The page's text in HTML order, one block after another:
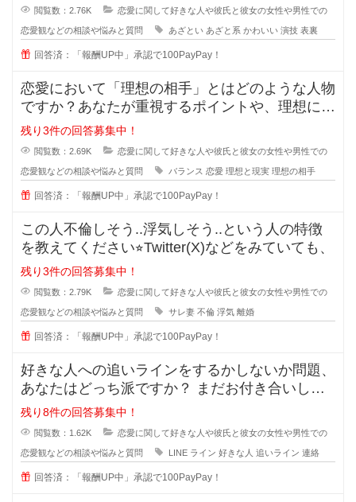
閲覧数：2.76K 恋愛に関して好きな人や彼氏と彼女の女性や男性での
恋愛観などの相談や悩みと質問 あざとい あざと系 かわいい 演技 表裏
回答済：「報酬UP中」承認で100PayPay！
恋愛において「理想の相手」とはどのような人物
ですか？あなたが重視するポイントや、理想に近
づくためのアドバイスがあれば教え
残り3件の回答募集中！
閲覧数：2.69K 恋愛に関して好きな人や彼氏と彼女の女性や男性での
恋愛観などの相談や悩みと質問 バランス 恋愛 理想と現実 理想の相手
回答済：「報酬UP中」承認で100PayPay！
この人不倫しそう..浮気しそう..という人の特徴
を教えてください⭐︎Twitter(X)などをみていても、
残り3件の回答募集中！
閲覧数：2.79K 恋愛に関して好きな人や彼氏と彼女の女性や男性での
恋愛観などの相談や悩みと質問 サレ妻 不倫 浮気 離婚
回答済：「報酬UP中」承認で100PayPay！
好きな人への追いラインをするかしないか問題、
あなたはどっち派ですか？ まだお付き合いして
いない段階での好きな人への
残り8件の回答募集中！
閲覧数：1.62K 恋愛に関して好きな人や彼氏と彼女の女性や男性での
恋愛観などの相談や悩みと質問 LINE ライン 好きな人 追いライン 連絡
回答済：「報酬UP中」承認で100PayPay！